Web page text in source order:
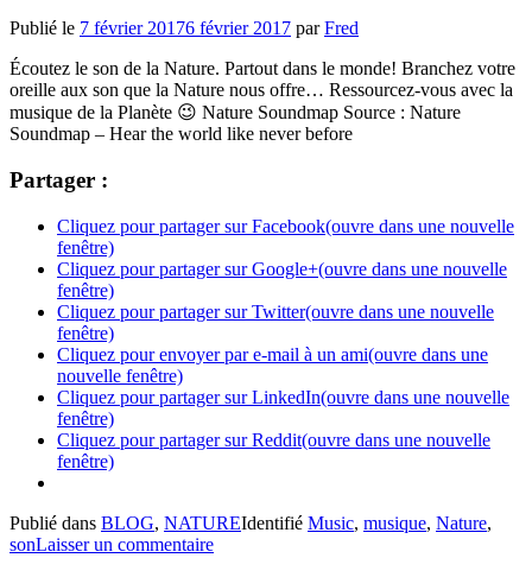
Publié le 7 février 20176 février 2017 parFred
Écoutez le son de la Nature. Partout dans le monde! Branchez votre
oreille aux son que la Nature nous offre… Ressourcez-vous avec la
musique de la Planète 😉 Nature Soundmap Source : Nature
Soundmap – Hear the world like never before
Partager :
Cliquez pour partager sur Facebook(ouvre dans une nouvelle
fenêtre)
Cliquez pour partager sur Google+(ouvre dans une nouvelle
fenêtre)
Cliquez pour partager sur Twitter(ouvre dans une nouvelle
fenêtre)
Cliquez pour envoyer par e-mail à un ami(ouvre dans une
nouvelle fenêtre)
Cliquez pour partager sur LinkedIn(ouvre dans une nouvelle
fenêtre)
Cliquez pour partager sur Reddit(ouvre dans une nouvelle
fenêtre)
Publié dans BLOG, NATUREIdentifié Music, musique, Nature,
sonLaisser un commentaire